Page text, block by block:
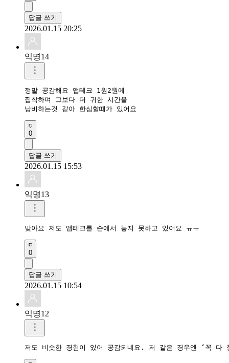
답글 쓰기
2026.01.15 20:25
익명14
정말 공감해요 앱테크 1원2원에
집착하며 그보다 더 귀한 시간을
낭비하는것 같아 한심할때가 있어요
0
답글 쓰기
2026.01.15 15:53
익명13
맞아요 저도 앱테크를 손에서 놓지 못하고 있어요 ㅠㅠ
0
답글 쓰기
2026.01.15 10:54
익명12
저도 비슷한 경험이 있어 공감되네요. 저 같은 경우엔 ‘꼭 다